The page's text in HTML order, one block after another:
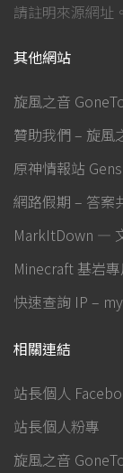
請註明來源網址。
其他網站
旋風之音
贊助我們 – 旋風
原神情報站
網路假期 – 答案
MarkItDown —
Minecraft 基岩
快速查詢 IP –
相關連結
站長個人
站長個人粉專
旋風之音